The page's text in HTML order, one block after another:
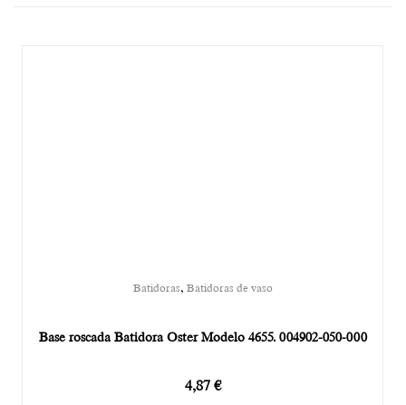
Batidoras, Batidoras de vaso
Base roscada Batidora Oster Modelo 4655. 004902-050-000
4,87 €